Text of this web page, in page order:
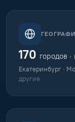
170 городов
Екатеринбург ·
другие